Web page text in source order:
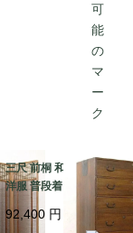
三尺 前桐 和箪笥 着物
洋服 普段着 大正 昭和
初期 アンティーク 和家
具 和骨董 シンプル 洗
92,400 円